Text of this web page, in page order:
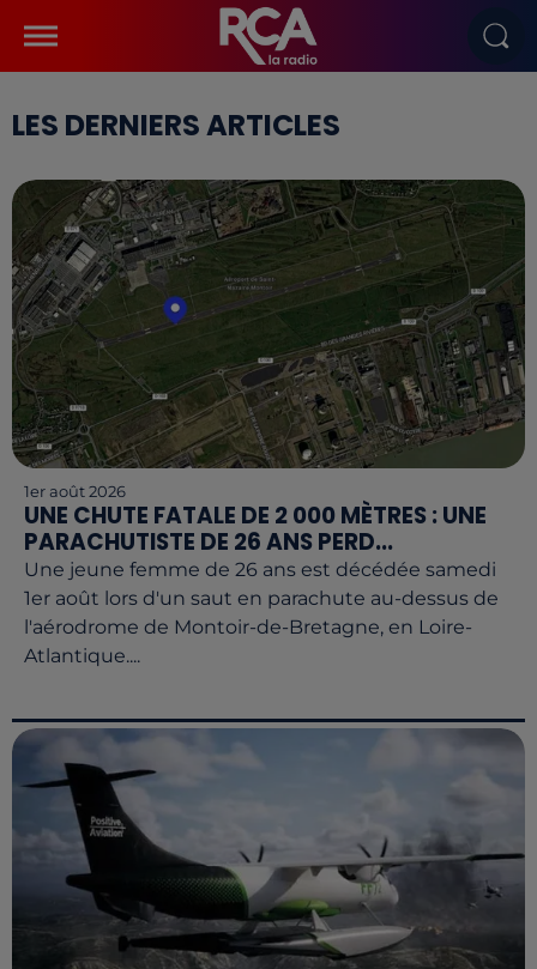
LES DERNIERS ARTICLES
1er août 2026
UNE CHUTE FATALE DE 2 000 MÈTRES : UNE
PARACHUTISTE DE 26 ANS PERD...
Une jeune femme de 26 ans est décédée samedi
1er août lors d'un saut en parachute au-dessus de
l'aérodrome de Montoir-de-Bretagne, en Loire-
Atlantique....